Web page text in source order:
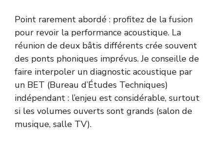
Point rarement abordé : profitez de la fusion
pour revoir la performance acoustique. La
réunion de deux bâtis différents crée souvent
des ponts phoniques imprévus. Je conseille de
faire interpoler un diagnostic acoustique par
un BET (Bureau d’Études Techniques)
indépendant : l’enjeu est considérable, surtout
si les volumes ouverts sont grands (salon de
musique, salle TV).